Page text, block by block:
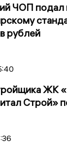
ЧОП подал
рублей
ЖК
Строй»